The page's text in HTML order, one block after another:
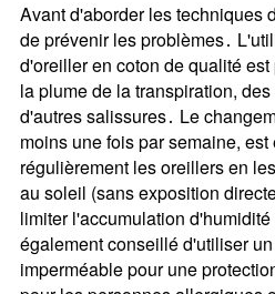
Avant d'aborder les techniques
de prévenir les problèmes․
d'oreiller en coton de qualité
la plume de la transpiration,
d'autres salissures․ Le
moins une fois par semaine,
régulièrement les oreillers en
au soleil (sans exposition
limiter l'accumulation
également conseillé d'utiliser
imperméable pour une